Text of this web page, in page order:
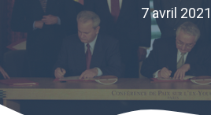
7 avril 2021